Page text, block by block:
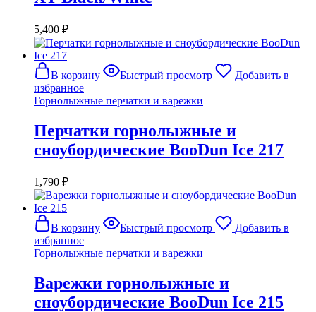
5,400 ₽
В корзину Быстрый просмотр
Добавить в
избранное
Горнолыжные перчатки и варежки
Перчатки горнолыжные и
сноубордические BooDun Ice 217
1,790 ₽
В корзину Быстрый просмотр
Добавить в
избранное
Горнолыжные перчатки и варежки
Варежки горнолыжные и
сноубордические BooDun Ice 215